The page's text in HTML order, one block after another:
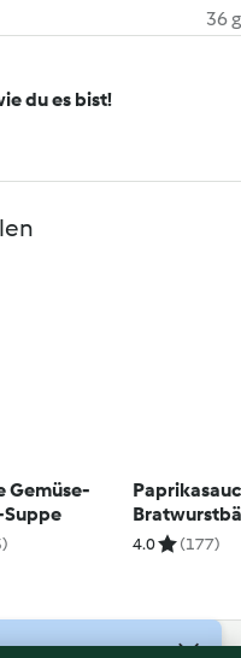
36 g
du es bist!
Gemüse-
Nudeln
4.0 (177)